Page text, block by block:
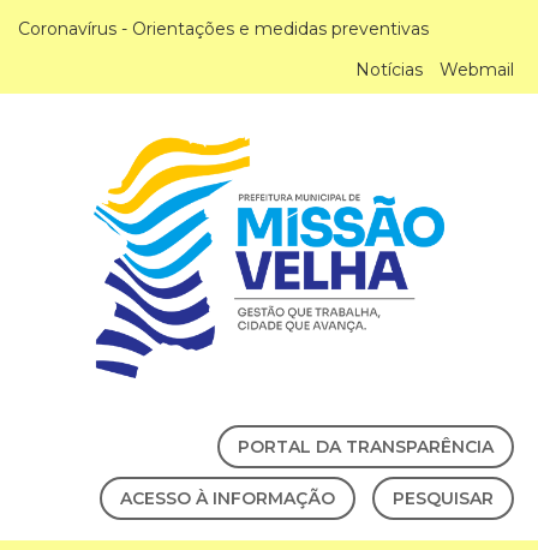
Coronavírus - Orientações e medidas preventivas
Notícias
Webmail
PORTAL DA TRANSPARÊNCIA
ACESSO À INFORMAÇÃO PESQUISAR